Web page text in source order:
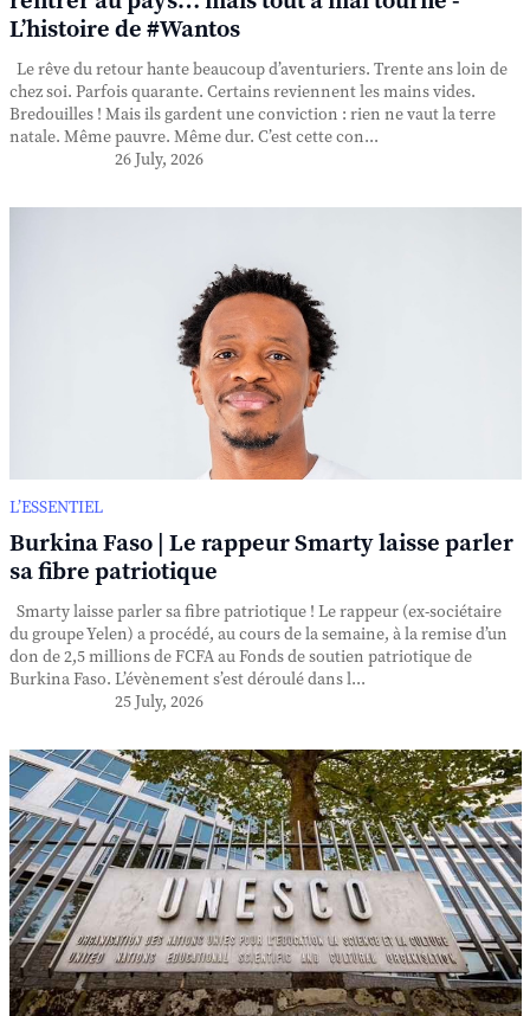
L’histoire de #Wantos
Le rêve du retour hante beaucoup d’aventuriers. Trente ans loin de
chez soi. Parfois quarante. Certains reviennent les mains vides.
Bredouilles ! Mais ils gardent une conviction : rien ne vaut la terre
natale. Même pauvre. Même dur. C’est cette con...
26 July, 2026
L’ESSENTIEL
Burkina Faso | Le rappeur Smarty laisse parler
sa fibre patriotique
Smarty laisse parler sa fibre patriotique ! Le rappeur (ex-sociétaire
du groupe Yelen) a procédé, au cours de la semaine, à la remise d’un
don de 2,5 millions de FCFA au Fonds de soutien patriotique de
Burkina Faso. L’évènement s’est déroulé dans l...
25 July, 2026